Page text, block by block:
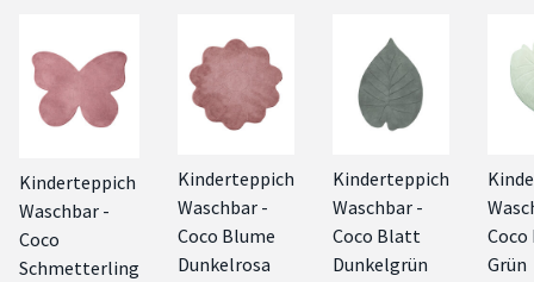
Kinderteppich
Waschbar -
Coco
Schmetterling
Kinderteppich
Waschbar -
Coco Blume
Dunkelrosa
Kinderteppich
Waschbar -
Coco Blatt
Dunkelgrün
Grün